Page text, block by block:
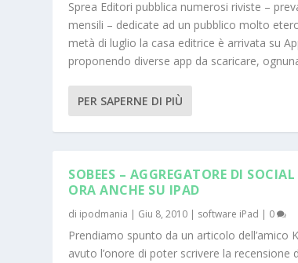
Sprea Editori pubblica numerosi riviste –
mensili – dedicate ad un pubblico molto
metà di luglio la casa editrice è arrivata su
proponendo diverse app da scaricare,
PER SAPERNE DI PIÙ
SOBEES – AGGREGATORE DI
ORA ANCHE SU IPAD
di ipodmania Giu 8, 2010 software iPad 0
Prendiamo spunto da un articolo dell’amico
avuto l’onore di poter scrivere la recensione